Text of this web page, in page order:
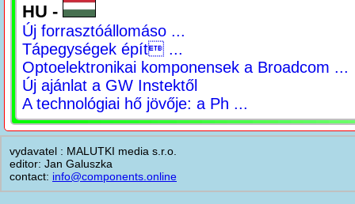
HU -
Új forrasztóállomáso ...
Tápegységek épít ...
Optoelektronikai komponensek a Broadcom ...
Új ajánlat a GW Instektől
A technológiai hő jövője: a Ph ...
vydavatel : MALUTKI media s.r.o.
editor: Jan Galuszka
contact: info@components.online